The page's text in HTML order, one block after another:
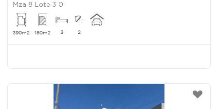
Mza 8 Lote 3 0
390m2 180m2 3 2